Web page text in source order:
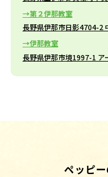
第２伊那教室
長野県伊那市日影4704-2
伊那教室
長野県伊那市境1997-1 ア
ペッピ